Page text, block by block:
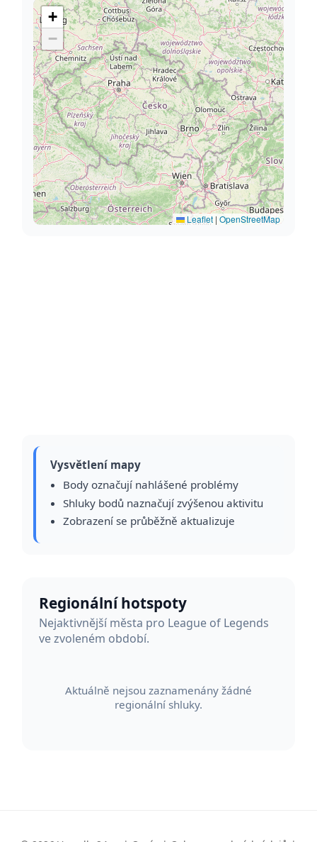
+
−
Leaflet | OpenStreetMap
Vysvětlení mapy
Body označují nahlášené problémy
Shluky bodů naznačují zvýšenou aktivitu
Zobrazení se průběžně aktualizuje
Regionální hotspoty
Nejaktivnější města pro League of Legends
ve zvoleném období.
Aktuálně nejsou zaznamenány žádné
regionální shluky.